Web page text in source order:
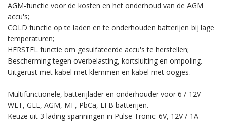
AGM-functie voor de kosten en het onderhoud van de AGM
accu's;
COLD functie op te laden en te onderhouden batterijen bij lage
temperaturen;
HERSTEL functie om gesulfateerde accu's te herstellen;
Bescherming tegen overbelasting, kortsluiting en ompoling.
Uitgerust met kabel met klemmen en kabel met oogjes.
Multifunctionele, batterijlader en onderhouder voor 6 / 12V
WET, GEL, AGM, MF, PbCa, EFB batterijen.
Keuze uit 3 lading spanningen in Pulse Tronic: 6V, 12V / 1A